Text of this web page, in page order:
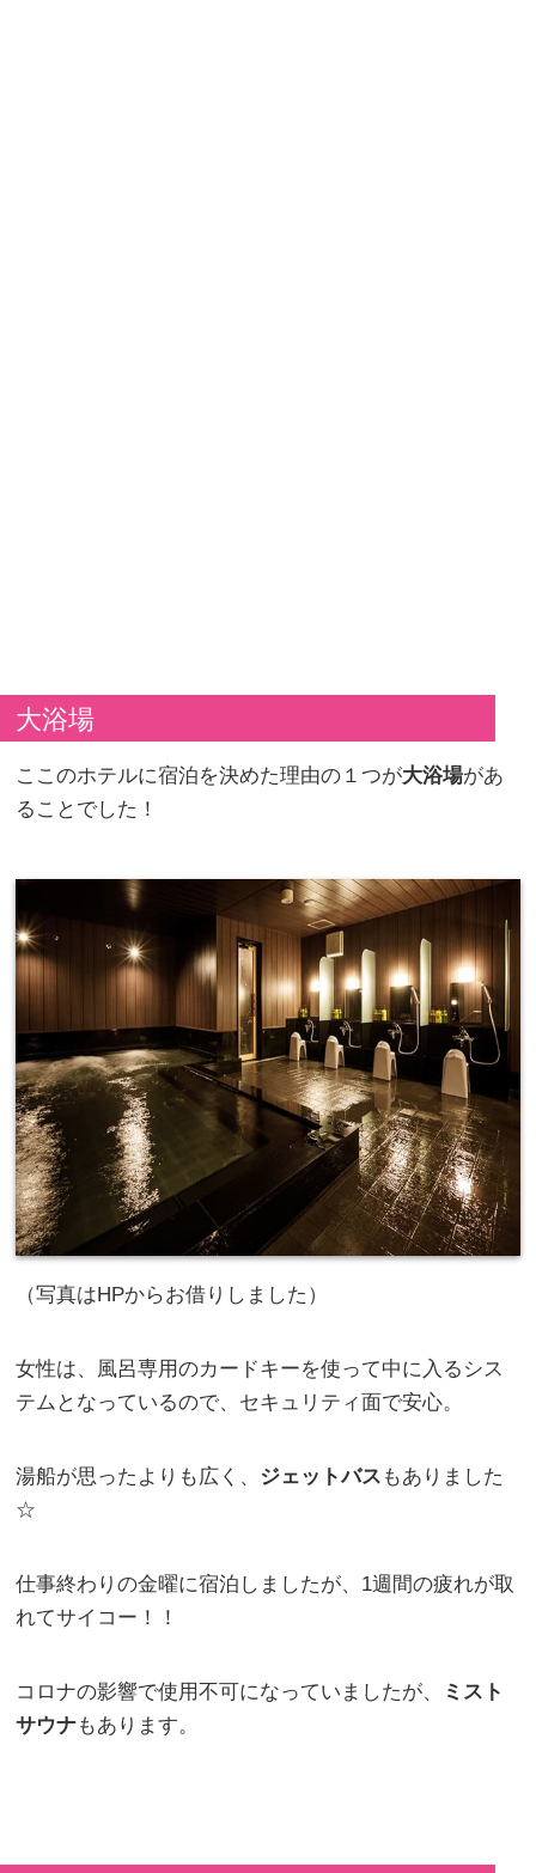
大浴場
ここのホテルに宿泊を決めた理由の１つが大浴場があ
ることでした！
（写真はHPからお借りしました）
女性は、風呂専用のカードキーを使って中に入るシス
テムとなっているので、セキュリティ面で安心。
湯船が思ったよりも広く、 ジェットバス もありました
☆
仕事終わりの金曜に宿泊しましたが、1週間の疲れが取
れてサイコー！！
コロナの影響で使用不可になっていましたが、
ミスト
サウナもあります。